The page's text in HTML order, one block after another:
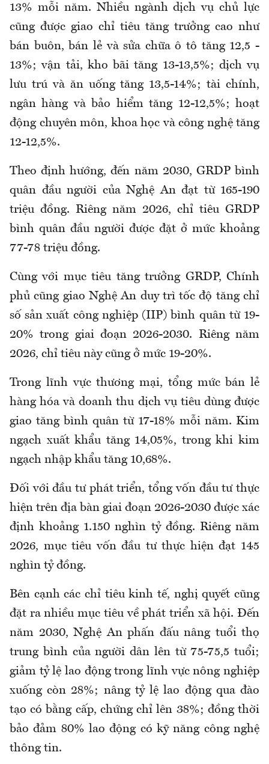
13% mỗi năm. Nhiều ngành dịch vụ chủ lực
cũng được giao chỉ tiêu tăng trưởng cao như
bán buôn, bán lẻ và sửa chữa ô tô tăng 12,5 -
13%; vận tải, kho bãi tăng 13-13,5%; dịch vụ
lưu trú và ăn uống tăng 13,5-14%; tài chính,
ngân hàng và bảo hiểm tăng 12-12,5%; hoạt
động chuyên môn, khoa học và công nghệ tăng
12-12,5%.
Theo định hướng, đến năm 2030, GRDP bình
quân đầu người của Nghệ An đạt từ 165-190
triệu đồng. Riêng năm 2026, chỉ tiêu GRDP
bình quân đầu người được đặt ở mức khoảng
77-78 triệu đồng.
Cùng với mục tiêu tăng trưởng GRDP, Chính
phủ cũng giao Nghệ An duy trì tốc độ tăng chỉ
số sản xuất công nghiệp (IIP) bình quân từ 19-
20% trong giai đoạn 2026-2030. Riêng năm
2026, chỉ tiêu này cũng ở mức 19-20%.
Trong lĩnh vực thương mại, tổng mức bán lẻ
hàng hóa và doanh thu dịch vụ tiêu dùng được
giao tăng bình quân từ 17-18% mỗi năm. Kim
ngạch xuất khẩu tăng 14,05%, trong khi kim
ngạch nhập khẩu tăng 10,68%.
Đối với đầu tư phát triển, tổng vốn đầu tư thực
hiện trên địa bàn giai đoạn 2026-2030 được xác
định khoảng 1.150 nghìn tỷ đồng. Riêng năm
2026, mục tiêu vốn đầu tư thực hiện đạt 145
nghìn tỷ đồng.
Bên cạnh các chỉ tiêu kinh tế, nghị quyết cũng
đặt ra nhiều mục tiêu về phát triển xã hội. Đến
năm 2030, Nghệ An phấn đấu nâng tuổi thọ
trung bình của người dân lên từ 75-75,5 tuổi;
giảm tỷ lệ lao động trong lĩnh vực nông nghiệp
xuống còn 28%; nâng tỷ lệ lao động qua đào
tạo có bằng cấp, chứng chỉ lên 38%; đồng thời
bảo đảm 80% lao động có kỹ năng công nghệ
thông tin.